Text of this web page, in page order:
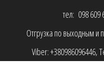
тел: 098 609
Отгрузка по выходным и
Viber:+380986096446,